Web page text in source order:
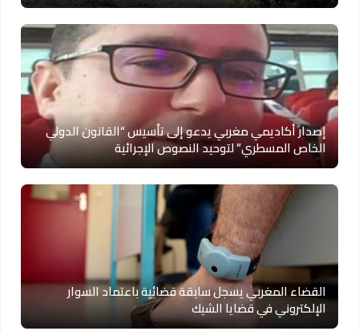
إصدار أكاديمي مغربي يدعو إلى تأسيس “القانون الدولي
الخاص المسطري” لتوحيد النصوص الإجرائية
القضاء المغربي يسجل سابقة قضائية باعتماد السوار
الإلكتروني في قضايا الشيك